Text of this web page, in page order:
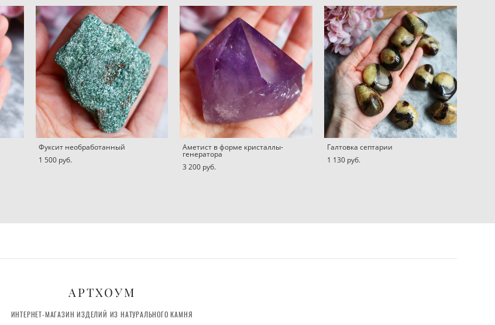
Фуксит необработанный
1 500 pуб.
Аметист в форме кристаллы-
генератора
3 200 pуб.
Галтовка септарии
1 130 pуб.
АРТХОУМ
ИНТЕРНЕТ-МАГАЗИН ИЗДЕЛИЙ ИЗ НАТУРАЛЬНОГО КАМНЯ